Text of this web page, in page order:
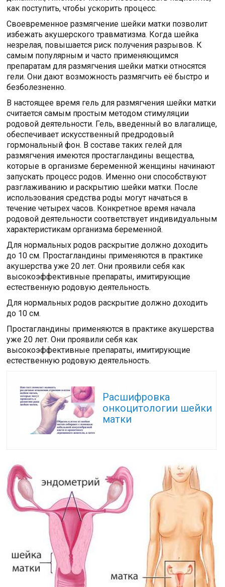
как поступить, чтобы ускорить процесс.
Своевременное размягчение шейки матки позволит
избежать акушерского травматизма. Когда шейка
незрелая, повышается риск получения разрывов. К
самым популярным и часто применяющимся
препаратам для размягчения шейки матки относятся
гели. Они дают возможность размягчить её быстро и
безболезненно.
В настоящее время гель для размягчения шейки матки
считается самым простым методом стимуляции
родовой деятельности. Гель, введенный во влагалище,
обеспечивает искусственный предродовый
гормональный фон. В составе таких гелей для
размягчения имеются простагландины вещества,
которые в организме беременной женщины начинают
запускать процесс родов. Именно они способствуют
разглаживанию и раскрытию шейки матки. После
использования средства роды могут начаться в
течение четырех часов. Конкретное время начала
родовой деятельности соответствует индивидуальным
характеристикам организма беременной.
Для нормальных родов раскрытие должно доходить
до 10 см. Простагландины применяются в практике
акушерства уже 20 лет. Они проявили себя как
высокоэффективные препараты, имитирующие
естественную родовую деятельность.
Для нормальных родов раскрытие должно доходить
до 10 см.
Простагландины применяются в практике акушерства
уже 20 лет. Они проявили себя как
высокоэффективные препараты, имитирующие
естественную родовую деятельность.
Расшифровка
онкоцитологии шейки
матки